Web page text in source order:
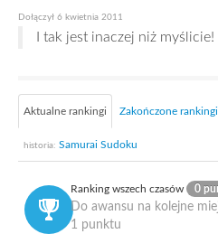
Dołączył 6 kwietnia 2011
I tak jest inaczej niż myślicie!
Aktualne rankingi Zakończone rankingi
historia: Samurai Sudoku
Ranking wszech czasów 0
Do awansu na kolejne
1 punktu